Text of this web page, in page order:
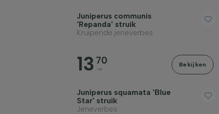
Juniperus communis
'Repanda' struik
Kruipende jeneverbes
13 70
va
Bekijken
Juniperus squamata 'Blue
Star' struik
Jeneverbes